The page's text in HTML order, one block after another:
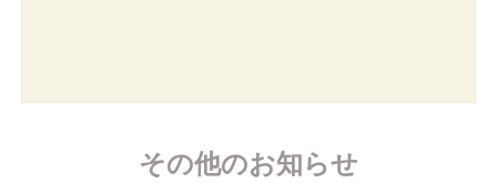
その他のお知らせ